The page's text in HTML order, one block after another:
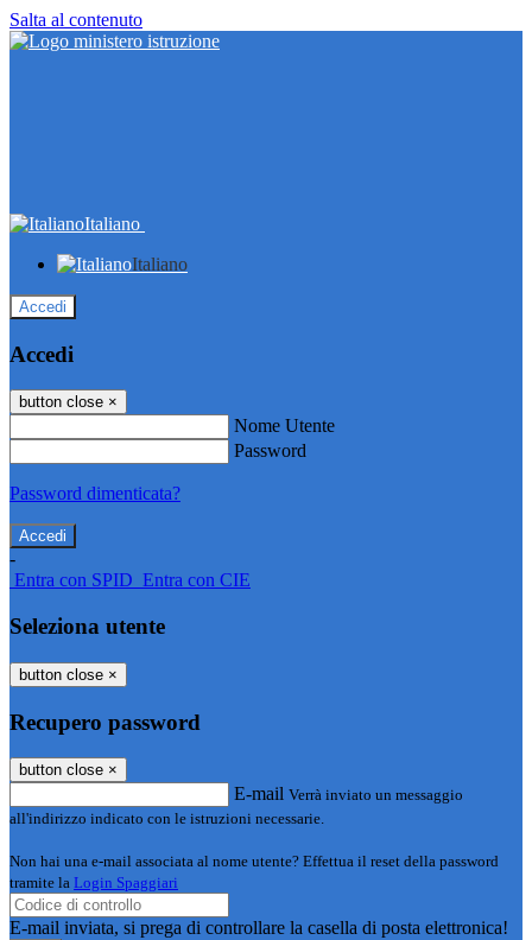
Salta al contenuto
Italiano
Italiano
Accedi
Accedi
button close ×
Nome Utente
Password
Password dimenticata?
-
Entra con SPID Entra con CIE
Seleziona utente
button close ×
Recupero password
button close ×
E-mail Verrà inviato un messaggio
all'indirizzo indicato con le istruzioni necessarie.
Non hai una e-mail associata al nome utente? Effettua il reset della password
tramite la Login Spaggiari
E-mail inviata, si prega di controllare la casella di posta elettronica!